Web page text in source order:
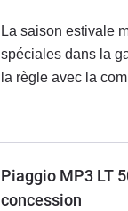
La saison estivale
spéciales dans la gamme
la règle avec la
modèle alliant
teinte noire mat
coutures orangés.
Piaggio MP3 LT
concession